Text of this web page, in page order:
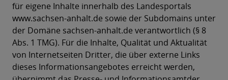
für eigene Inhalte innerhalb des Landesportals
www.sachsen-anhalt.de sowie der Subdomains unter
der Domäne sachsen-anhalt.de verantwortlich (§ 8
Abs. 1 TMG). Für die Inhalte, Qualität und Aktualität
von Internetseiten Dritter, die über externe Links
dieses Informationsangebotes erreicht werden,